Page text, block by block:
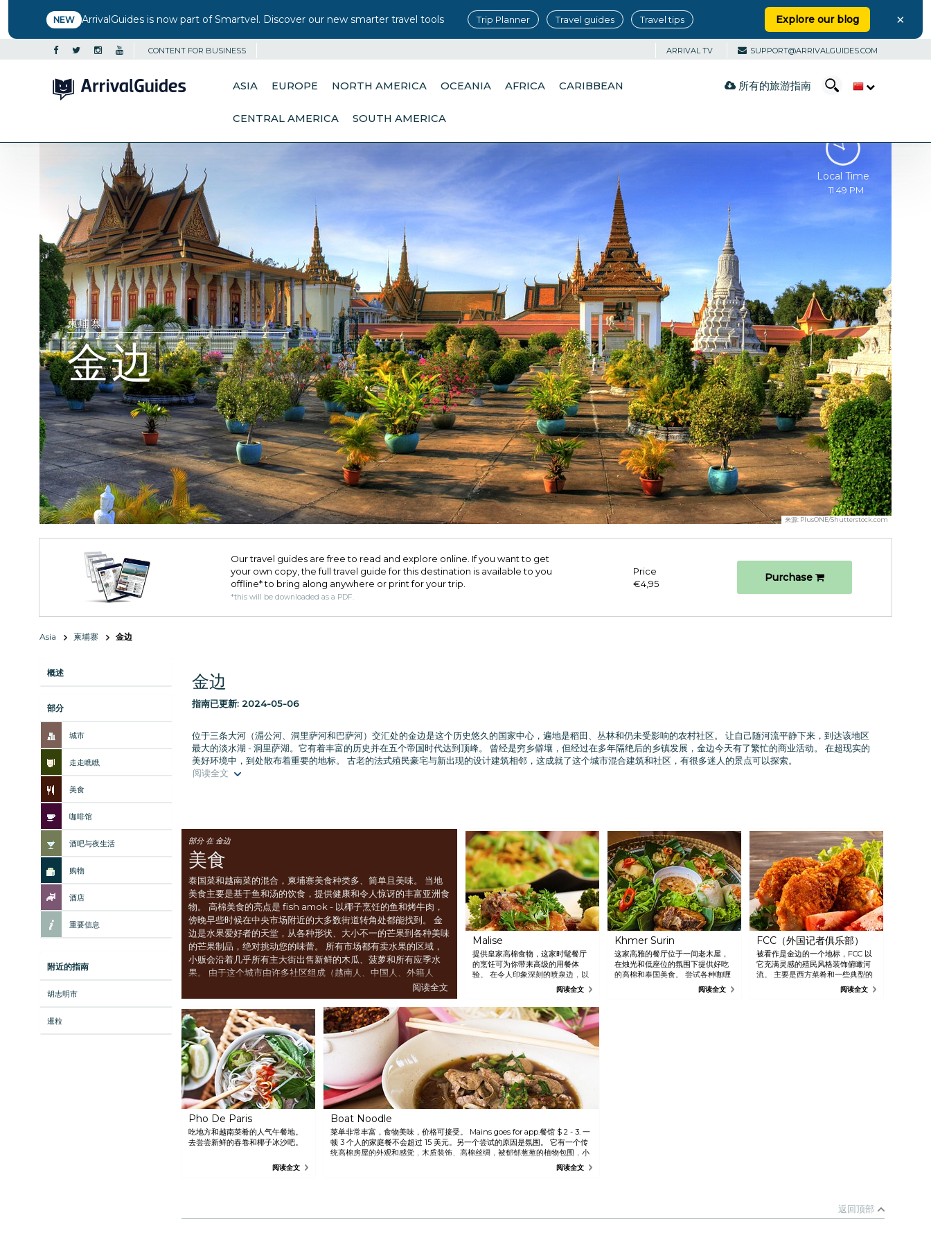
NEW ArrivalGuides is now part of Smartvel. Discover our new smarter travel tools Trip Planner Travel guides Travel tips Explore our blog ×
CONTENT FOR BUSINESS ARRIVAL TV SUPPORT@ARRIVALGUIDES.COM
ASIA EUROPE NORTH AMERICA OCEANIA AFRICA CARIBBEAN
CENTRAL AMERICA SOUTH AMERICA
所有的旅游指南
Local Time
11:49 PM
柬埔寨
金边
来源: PlusONE/Shutterstock.com
Our travel guides are free to read and explore online. If you want to get
your own copy, the full travel guide for this destination is available to you
offline* to bring along anywhere or print for your trip.​
*this will be downloaded as a PDF.
Price
€4,95
Purchase
Asia 柬埔寨 金边
概述
部分
城市
走走瞧瞧
美食
咖啡馆
酒吧与夜生活
购物
酒店
重要信息
附近的指南
胡志明市
暹粒
金边
指南已更新: 2024-05-06
位于三条大河（湄公河、洞里萨河和巴萨河）交汇处的金边是这个历史悠久的国家中心，遍地是稻田、丛林和仍未受影响的农村社区。 让自己随河流平静下来，到达该地区
最大的淡水湖 - 洞里萨湖。它有着丰富的历史并在五个帝国时代达到顶峰。 曾经是穷乡僻壤，但经过在多年隔绝后的乡镇发展，金边今天有了繁忙的商业活动。 在超现实的
美好环境中，到处散布着重要的地标。 古老的法式殖民豪宅与新出现的设计建筑相邻，这成就了这个城市混合建筑和社区，有很多迷人的景点可以探索。
阅读全文
部分 在 金边
美食
泰国菜和越南菜的混合，柬埔寨美食种类多、简单且美味。 当地
美食主要是基于鱼和汤的饮食，提供健康和令人惊讶的丰富亚洲食
物。 高棉美食的亮点是 fish amok - 以椰子烹饪的鱼和烤牛肉，
傍晚早些时候在中央市场附近的大多数街道转角处都能找到。 金
边是水果爱好者的天堂，从各种形状、大小不一的芒果到各种美味
的芒果制品，绝对挑动您的味蕾。 所有市场都有卖水果的区域，
小贩会沿着几乎所有主大街出售新鲜的木瓜、菠萝和所有应季水
果。 由于这个城市由许多社区组成（越南人、中国人、外籍人
士），因此有着迎合庞大的外籍人士社区的佳肴和餐厅。 每个人
都能在金边找到适合自己的东西！
阅读全文
Malise
提供皇家高棉食物，这家时髦餐厅
的烹饪可为你带来高级的用餐体
验。 在令人印象深刻的喷泉边，以
一杯鸡尾酒开始享受夜晚。阅读全文
Khmer Surin
这家高雅的餐厅位于一间老木屋，
在烛光和低座位的氛围下提供好吃
的高棉和泰国美食。 尝试各种咖喱
阅读全文
FCC（外国记者俱乐部）
被看作是金边的一个地标，FCC 以
它充满灵感的殖民风格装饰俯瞰河
流。 主要是西方菜肴和一些典型的
亚洲食物。 鲜美的披萨。阅读全文
Pho De Paris
吃地方和越南菜肴的人气午餐地。
去尝尝新鲜的春卷和椰子冰沙吧。
阅读全文
Boat Noodle
菜单非常丰富，食物美味，价格可接受。 Mains goes for app.餐馆 $ 2 - 3. 一
顿 3 个人的家庭餐不会超过 15 美元。另一个尝试的原因是氛围。 它有一个传
统高棉房屋的外观和感觉，木质装饰、高棉丝绸，被郁郁葱葱的植物包围，小
池子里有鱼在游来游去。 他们的员工英语说得不错，您可方便地要求减少一些
阅读全文
返回顶部